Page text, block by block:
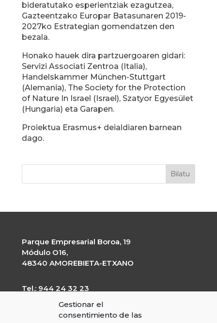
Gestionar el
consentimiento de las
bideratutako esperientziak ezagutzea,
Gazteentzako Europar Batasunaren 2019-
2027ko Estrategian gomendatzen den
bezala.
Honako hauek dira partzuergoaren gidari:
Servizi Associati Zentroa (Italia),
Handelskammer München-Stuttgart
(Alemania), The Society for the Protection
of Nature In Israel (Israel), Szatyor Egyesület
(Hungaria) eta Garapen.
Proiektua Erasmus+ deialdiaren barnean
dago.
Parque Empresarial Boroa, 19
Módulo O16,
48340 AMOREBIETA-ETXANO
Tel.: 944 24 32 23
CIF: G-20227203